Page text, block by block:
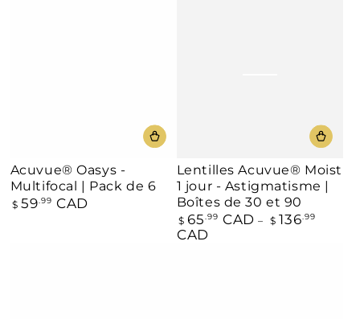
Acuvue® Oasys -
Multifocal | Pack de 6
Prix
$ 59.99 CAD
Lentilles Acuvue® Moist
1 jour - Astigmatisme |
Boîtes de 30 et 90
Prix
normal
$ 65.99 CAD $ 136.99
CAD